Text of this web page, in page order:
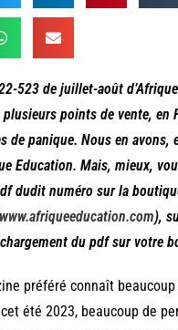
523 de juillet-août
points de vente, en
de panique. Nous en avons,
Education. Mais, mieux,
dudit numéro sur la
www.afriqueeducation.com),
du pdf sur votre
préféré connaît
été 2023, beaucoup de